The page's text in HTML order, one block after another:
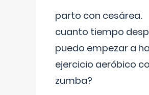
parto con cesárea.
cuanto tiempo
puedo empezar a
ejercicio aeróbico
zumba?